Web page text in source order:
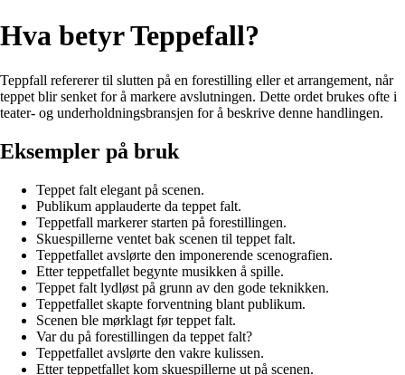
Hva betyr Teppefall?
Teppfall refererer til slutten på en forestilling eller et arrangement, når
teppet blir senket for å markere avslutningen. Dette ordet brukes ofte i
teater- og underholdningsbransjen for å beskrive denne handlingen.
Eksempler på bruk
Teppet falt elegant på scenen.
Publikum applauderte da teppet falt.
Teppetfall markerer starten på forestillingen.
Skuespillerne ventet bak scenen til teppet falt.
Teppetfallet avslørte den imponerende scenografien.
Etter teppetfallet begynte musikken å spille.
Teppet falt lydløst på grunn av den gode teknikken.
Teppetfallet skapte forventning blant publikum.
Scenen ble mørklagt før teppet falt.
Var du på forestillingen da teppet falt?
Teppetfallet avslørte den vakre kulissen.
Etter teppetfallet kom skuespillerne ut på scenen.